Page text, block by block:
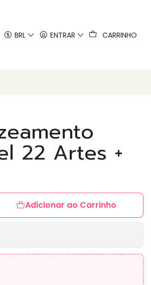
BRL ENTRAR CARRINHO
22 Artes +
Adicionar ao Carrinho